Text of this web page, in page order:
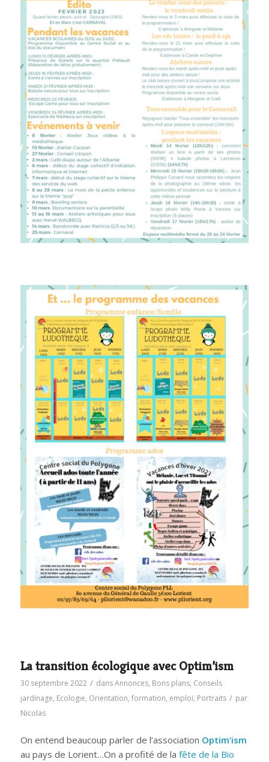
La transition écologique avec Optim’ism
30 septembre 2022 / dansAnnonces, Bons plans, Conseils
jardinage, Ecologie, Orientation, formation, emploi, Portraits / par
Nicolas
On entend beaucoup parler de l’association Optim’ism
au pays de Lorient…On a profité de la fête de la Bio